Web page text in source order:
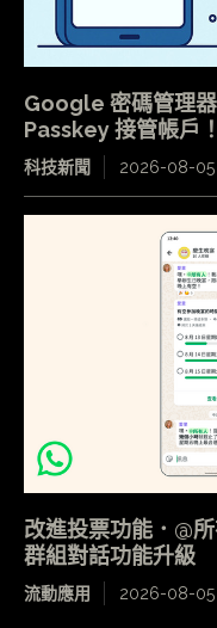
Google 密碼管理
Passkey 接管帳戶！
科技新聞 2026-08-05
改進投票功能．@
群組對話功能升級
流動應用 2026-08-05